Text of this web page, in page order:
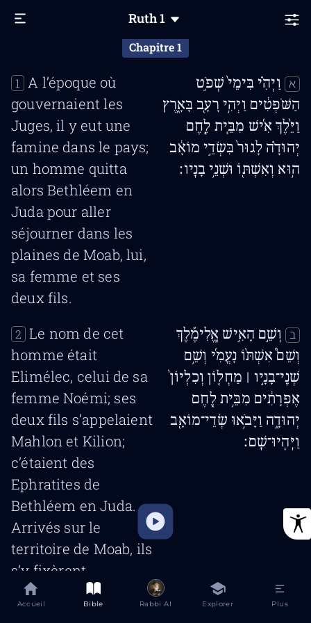
Ruth1
Chapitre 1
א
וַיְהִ֗י בִּימֵי֙ שְׁפֹ֣ט
הַשֹּׁפְטִ֔ים וַיְהִ֥י רָעָ֖ב בָּאָ֑רֶץ
וַיֵּ֨לֶךְ אִ֜ישׁ מִבֵּ֧ית לֶ֣חֶם
יְהוּדָ֗ה לָגוּר֙ בִּשְׂדֵ֣י מוֹאָ֔ב
ה֥וּא וְאִשְׁתּ֖וֹ וּשְׁנֵ֥י בָנָֽיו׃
1
A l’époque où
gouvernaient les
Juges, il y eut une
famine dans le pays;
un homme quitta
alors Bethléem en
Juda pour aller
séjourner dans les
plaines de Moab, lui,
sa femme et ses
deux fils.
ב
וְשֵׁ֣ם הָאִ֣ישׁ אֱ‍ֽלִימֶ֡לֶךְ
וְשֵׁם֩ אִשְׁתּ֨וֹ נָעֳמִ֜י וְשֵׁ֥ם
שְׁנֵֽי־בָנָ֣יו ׀ מַחְל֤וֹן וְכִלְיוֹן֙
אֶפְרָתִ֔ים מִבֵּ֥ית לֶ֖חֶם
יְהוּדָ֑ה וַיָּבֹ֥אוּ שְׂדֵי־מוֹאָ֖ב
וַיִּֽהְיוּ־שָֽׁם׃
2 Le nom de cet
homme était
Elimélec, celui de sa
femme Noémi; ses
deux fils s’appelaient
Mahlon et Kilion;
c’étaient des
Ephratites de
Bethléem en Juda.
Arrivés sur le
territoire de Moab, ils
s’y fixèrent.
וַיָּ֥מָת אֱלִימֶ֖לֶךְ אִ֣ישׁ
3 Elimélec, l’époux
Accueil Bible Rabbi AI Explorer Plus